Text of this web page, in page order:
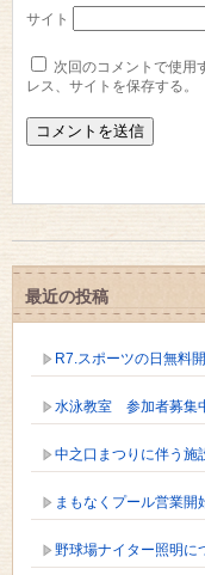
サイト
次回のコメントで使用
レス、サイトを保存する。
最近の投稿
R7.スポーツの日無料
水泳教室 参加者募集
中之口まつりに伴う施
まもなくプール営業開
野球場ナイター照明に